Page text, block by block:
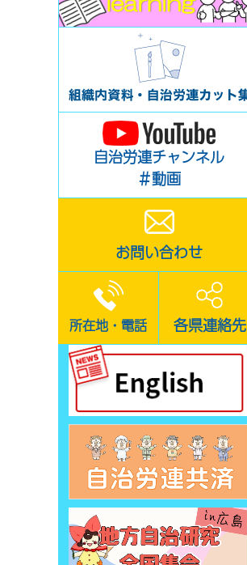
自治労連チャンネル
＃動画
お問い合わせ
所在地・電話 各県連絡先